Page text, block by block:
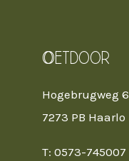
Oetdoor
Hogebrugweg 6
7273 PB Haarlo
T: 0573-745007